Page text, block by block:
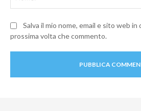
Salva il mio nome, email e sito web
prossima volta che commento.